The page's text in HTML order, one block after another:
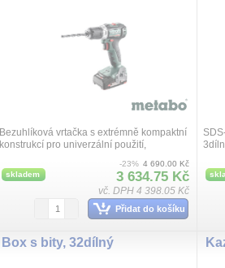
Bezuhlíková vrtačka s extrémně kompaktní
konstrukcí pro univerzální použití,
dosvícení pro optimální světlost v pracov...
skladem
-23% 4 690.00 Kč
3 634.75 Kč
vč. DPH 4 398.05 Kč
Přidat do košíku
Box s bity, 32dílný